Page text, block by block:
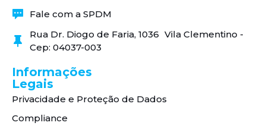
Fale com a SPDM
Rua Dr. Diogo de Faria, 1036 Vila Clementino -
Cep: 04037-003
Informações
Legais
Privacidade e Proteção de Dados
Compliance